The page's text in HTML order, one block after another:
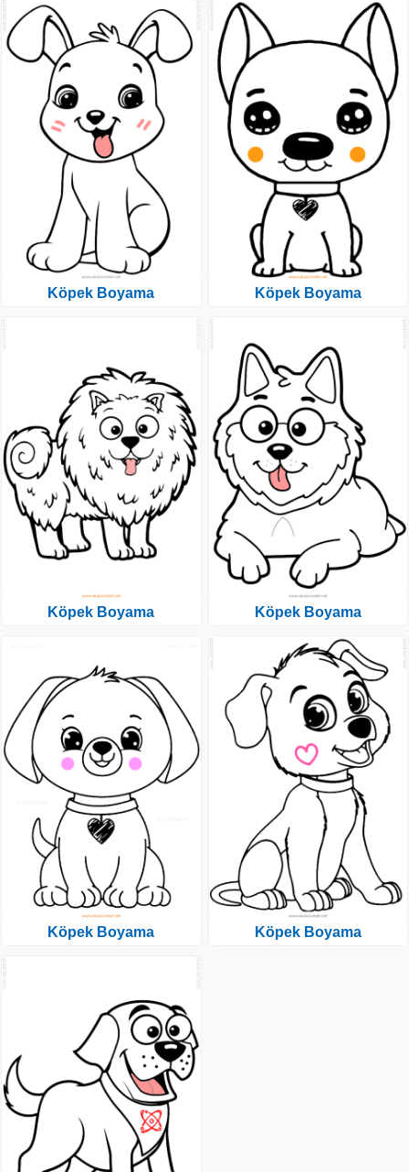
Köpek Boyama
Köpek Boyama
Köpek Boyama
Köpek Boyama
Köpek Boyama
Köpek Boyama